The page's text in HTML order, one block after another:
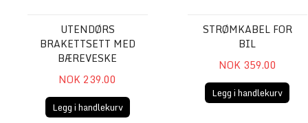
UTENDØRS
BRAKETTSETT MED
BÆREVESKE
NOK 239.00
Legg i handlekurv
STRØMKABEL FOR
BIL
NOK 359.00
Legg i handlekurv